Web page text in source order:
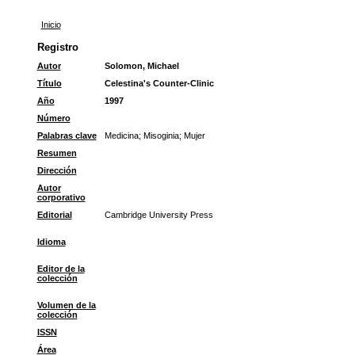
Inicio
Registro
Autor
Solomon, Michael
Título
Celestina's Counter-Clinic
Año
1997
Número
Palabras clave
Medicina; Misoginia; Mujer
Resumen
Dirección
Autor
corporativo
Editorial
Cambridge University Press
Idioma
Editor de la
colección
Volumen de la
colección
ISSN
Área